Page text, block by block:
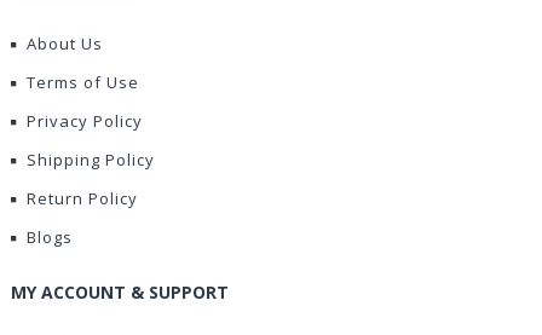
About Us
Terms of Use
Privacy Policy
Shipping Policy
Return Policy
Blogs
MY ACCOUNT & SUPPORT